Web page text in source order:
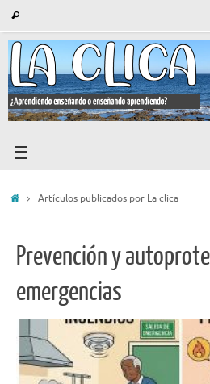
contenido
Buscar
InicioArtículos publicados por La clica
Prevención y
emergencias